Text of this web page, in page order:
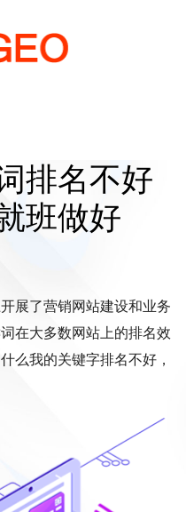
排名不好
班做好
展了营销网站建设和业务
在大多数网站上的排名效
么我的关键字排名不好，